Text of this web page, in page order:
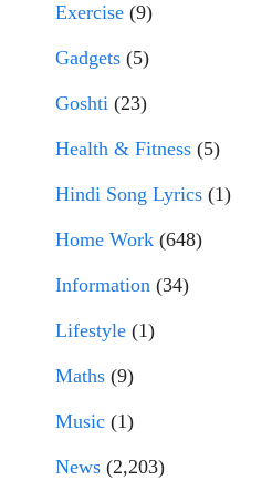
Exercise (9)
Gadgets (5)
Goshti (23)
Health & Fitness (5)
Hindi Song Lyrics (1)
Home Work (648)
Information (34)
Lifestyle (1)
Maths (9)
Music (1)
News (2,203)